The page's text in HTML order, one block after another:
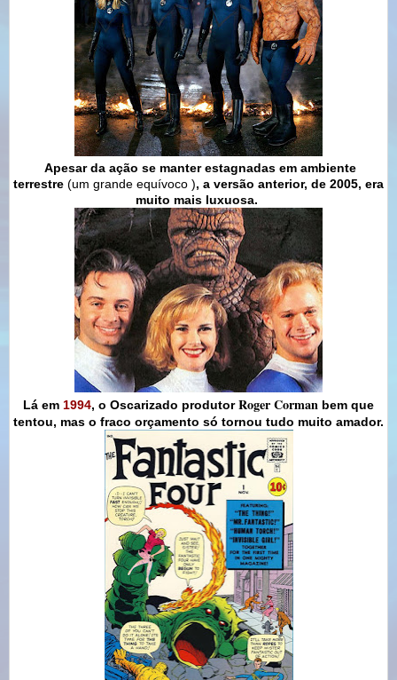
Apesar da ação se manter estagnadas em ambiente
terrestre (um grande equívoco ), a versão anterior, de 2005, era
muito mais luxuosa.
Lá em 1994, o Oscarizado produtorRoger Corman bem que
tentou, mas o fraco orçamento só tornou tudo muito amador.